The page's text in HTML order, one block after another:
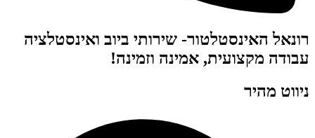
האינסטלטור- שירותי ביוב ואינסטלציה
מקצועית, אמינה וזמינה!